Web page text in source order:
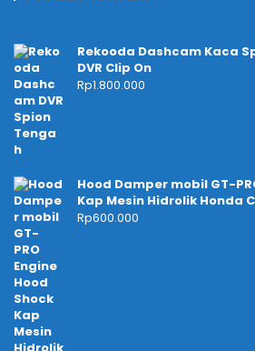
Rekooda Dashcam Kaca
DVR Clip On
Rp1.800.000
Hood Damper mobil GT-
Kap Mesin Hidrolik Honda
Rp600.000